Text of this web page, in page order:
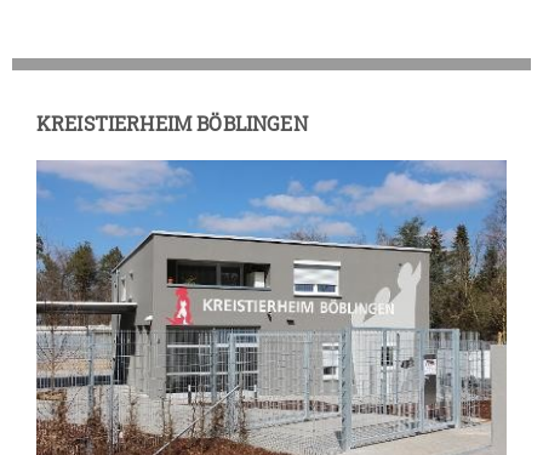
KREISTIERHEIM BÖBLINGEN